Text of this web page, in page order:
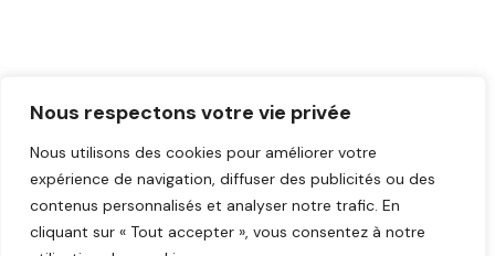
Nous respectons votre vie privée
Nous utilisons des cookies pour améliorer votre
expérience de navigation, diffuser des publicités ou des
contenus personnalisés et analyser notre trafic. En
cliquant sur « Tout accepter », vous consentez à notre